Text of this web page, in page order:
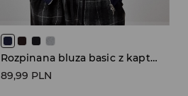
Rozpinana bluza basic z kapturem granatowa
89,99 PLN